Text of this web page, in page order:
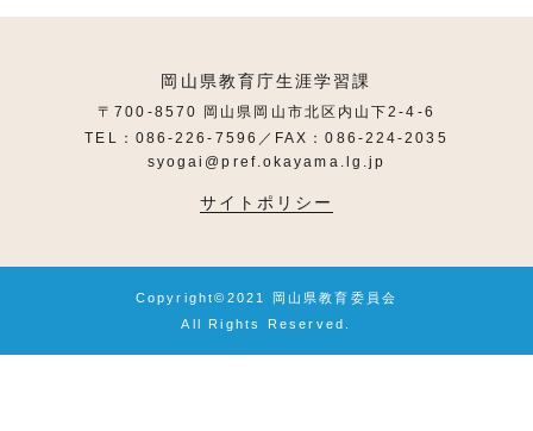
岡山県教育庁生涯学習課
〒700-8570 岡山県岡山市北区内山下2-4-6
TEL：086-226-7596／FAX：086-224-2035
syogai@pref.okayama.lg.jp
サイトポリシー
Copyright©2021 岡山県教育委員会
All Rights Reserved.